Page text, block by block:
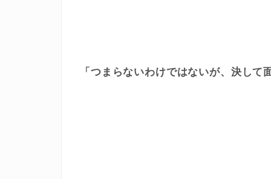
「つまらないわけではないが、決して